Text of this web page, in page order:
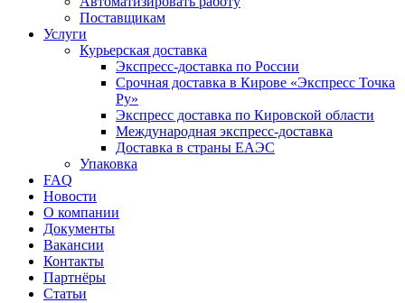
Поставщикам
Услуги
Курьерская доставка
Экспресс-доставка по России
Срочная доставка в Кирове «Экспресс Точка
Ру»
Экспресс доставка по Кировской области
Международная экспресс-доставка
Доставка в страны ЕАЭС
Упаковка
FAQ
Новости
О компании
Документы
Вакансии
Контакты
Партнёры
Статьи